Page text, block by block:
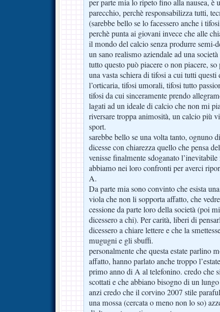
per parte mia lo ripeto fino alla nausea, è
parecchio, perchè responsabilizza tutti,
(sarebbe bello se lo facessero anche i
perchè punta ai giovani invece che alle
il mondo del calcio senza produrre semi-
un sano realismo aziendale ad una
tutto questo può piacere o non piacere, so
una vasta schiera di tifosi a cui tutti
l’orticaria, tifosi umorali, tifosi tutto
tifosi da cui sinceramente prendo
lagati ad un ideale di calcio che non mi
riversare troppa animosità, un calcio più
sport.
sarebbe bello se una volta tanto, ognuno
dicesse con chiarezza quello che pensa
venisse finalmente sdoganato
abbiamo nei loro confronti per averci
A.
Da parte mia sono convinto che esista
viola che non li sopporta affatto, che
cessione da parte loro della società (poi
dicessero a chi). Per carità, liberi di
dicessero a chiare lettere e che la
mugugni e gli sbuffi.
personalmente che questa estate parlino
affatto, hanno parlato anche troppo
primo anno di A al telefonino. credo che
scottati e che abbiano bisogno di un
anzi credo che il corvino 2007 stile
una mossa (cercata o meno non lo so)